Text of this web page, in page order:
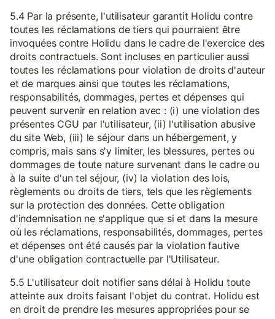
5.4 Par la présente, l'utilisateur garantit Holidu contre
toutes les réclamations de tiers qui pourraient être
invoquées contre Holidu dans le cadre de l'exercice des
droits contractuels. Sont incluses en particulier aussi
toutes les réclamations pour violation de droits d'auteur
et de marques ainsi que toutes les réclamations,
responsabilités, dommages, pertes et dépenses qui
peuvent survenir en relation avec : (i) une violation des
présentes CGU par l'utilisateur, (ii) l'utilisation abusive
du site Web, (iii) le séjour dans un hébergement, y
compris, mais sans s'y limiter, les blessures, pertes ou
dommages de toute nature survenant dans le cadre ou
à la suite d'un tel séjour, (iv) la violation des lois,
règlements ou droits de tiers, tels que les règlements
sur la protection des données. Cette obligation
d'indemnisation ne s'applique que si et dans la mesure
où les réclamations, responsabilités, dommages, pertes
et dépenses ont été causés par la violation fautive
d'une obligation contractuelle par l'Utilisateur.
5.5 L'utilisateur doit notifier sans délai à Holidu toute
atteinte aux droits faisant l'objet du contrat. Holidu est
en droit de prendre les mesures appropriées pour se